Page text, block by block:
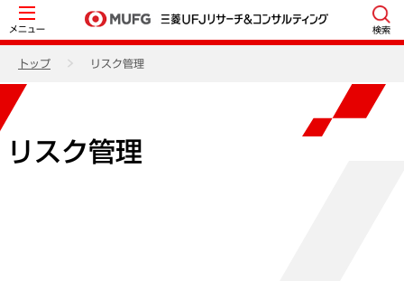
メニュー 検索
トップ リスク管理
リスク管理